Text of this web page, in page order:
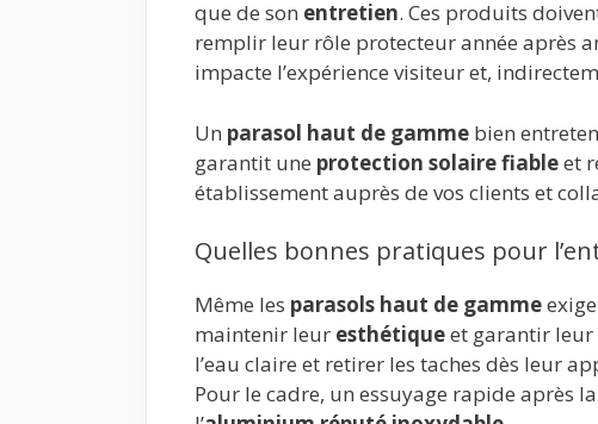
que de son entretien. Ces produits
remplir leur rôle protecteur année après
impacte l’expérience visiteur et,
Un parasol haut de gamme bien
garantit une protection solaire fiableet
établissement auprès de vos clients et
Quelles bonnes pratiques pour
Même les parasols haut de gamme
maintenir leur esthétiqueet garantir leur
l’eau claire et retirer les taches dès leur
Pour le cadre, un essuyage rapide après